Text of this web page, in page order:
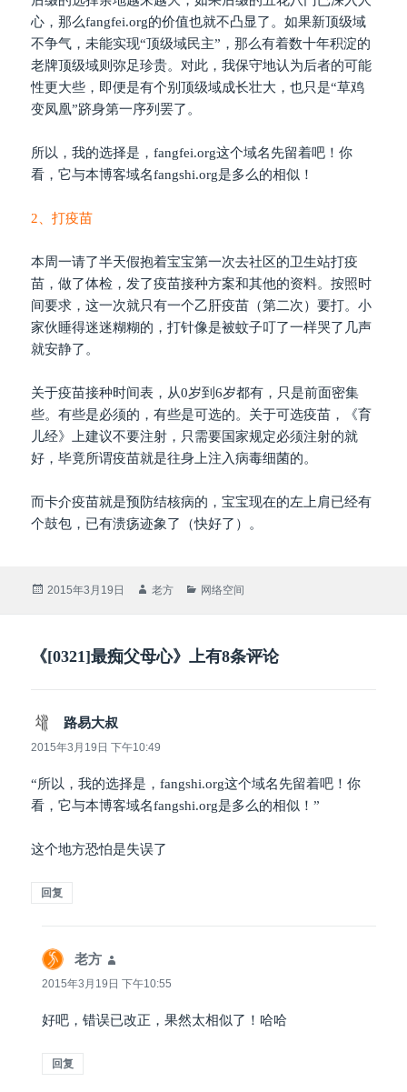
心，那么fangfei.org的价值也就不凸显了。如果新顶级域
不争气，未能实现“顶级域民主”，那么有着数十年积淀的
老牌顶级域则弥足珍贵。对此，我保守地认为后者的可能
性更大些，即便是有个别顶级域成长壮大，也只是“草鸡
变凤凰”跻身第一序列罢了。
所以，我的选择是，fangfei.org这个域名先留着吧！你
看，它与本博客域名fangshi.org是多么的相似！
2、打疫苗
本周一请了半天假抱着宝宝第一次去社区的卫生站打疫
苗，做了体检，发了疫苗接种方案和其他的资料。按照时
间要求，这一次就只有一个乙肝疫苗（第二次）要打。小
家伙睡得迷迷糊糊的，打针像是被蚊子叮了一样哭了几声
就安静了。
关于疫苗接种时间表，从0岁到6岁都有，只是前面密集
些。有些是必须的，有些是可选的。关于可选疫苗，《育
儿经》上建议不要注射，只需要国家规定必须注射的就
好，毕竟所谓疫苗就是往身上注入病毒细菌的。
而卡介疫苗就是预防结核病的，宝宝现在的左上肩已经有
个鼓包，已有溃疡迹象了（快好了）。
发
2015年3月19日
作
老方
分
网络空间
《[0321]最痴父母心》上有8条评论
路易大叔
道：
2015年3月19日 下午10:49
“所以，我的选择是，fangshi.org这个域名先留着吧！你
看，它与本博客域名fangshi.org是多么的相似！”
这个地方恐怕是失误了
回复
老方
道：
2015年3月19日 下午10:55
好吧，错误已改正，果然太相似了！哈哈
回复